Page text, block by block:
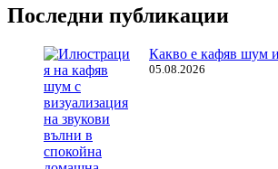
Последни публикации
Какво е кафяв шум
05.08.2026